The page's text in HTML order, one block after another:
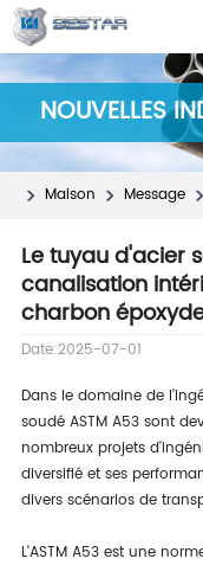
NOUVELLES
Maison Message
Le tuyau d'acier
canalisation
charbon
Date:2025-07-01
Dans le domaine de
soudé ASTM A53 sont
nombreux projets
diversifié et ses
divers scénarios de
L'ASTM A53 est une